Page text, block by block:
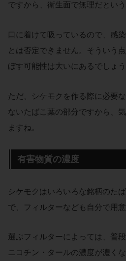
ですから、衛生面で無理だとい
口に着けて吸っているので、感
とは否定できません。そういう
ぼす可能性は大いにあるでしょう
ただ、シケモクを作る際に必要
ないたばこ葉の部分ですから、
ますね。
有害物質の濃度
シケモクはいろいろな銘柄のた
で、フィルターなども自分で用
選ぶフィルターによっては、普
ニコチン・タールの濃度が濃く